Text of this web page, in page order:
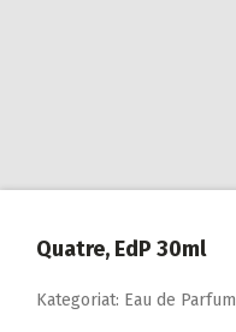
Quatre, EdP 30ml
Kategoriat: Eau de Parfum